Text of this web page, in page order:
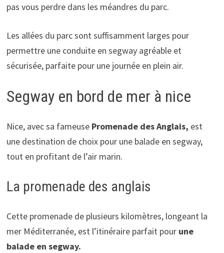
pas vous perdre dans les méandres du parc.
Les allées du parc sont suffisamment larges pour
permettre une conduite en segway agréable et
sécurisée, parfaite pour une journée en plein air.
Segway en bord de mer à nice
Nice, avec sa fameuse Promenade des Anglais, est
une destination de choix pour une balade en segway,
tout en profitant de l’air marin.
La promenade des anglais
Cette promenade de plusieurs kilomètres, longeant la
mer Méditerranée, est l’itinéraire parfait pour une
balade en segway.